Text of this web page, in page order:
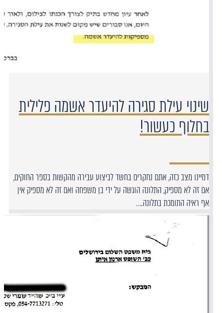
שינוי עילת סגירה להיעדר אשמה פלילית
בחלוף כעשור!
דמיינו מצב כזה, אתם נחקרים בחשד לביצוע עבירה מהקשות בספר החוקים,
אם זה לא מספיק, התלונה הוגשה על ידי בן משפחה ואם זה לא מספיק אין
אף ראיה התומכת בתלונה.…